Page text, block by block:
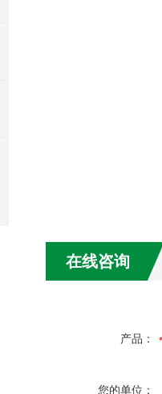
在线咨询
产品：
您的单位：